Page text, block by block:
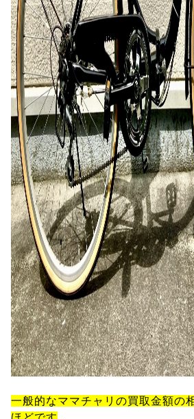
一般的なママチャリの買取金額の